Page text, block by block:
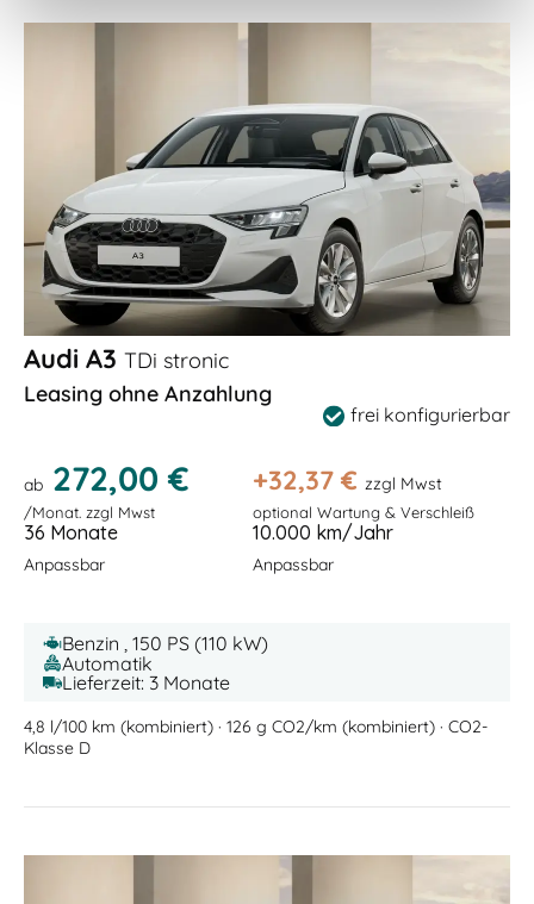
Audi A3 TDi stronic
Leasing ohne Anzahlung
frei konfigurierbar
ab 272,00 €
/Monat. zzgl Mwst
+32,37€ zzgl Mwst
optional Wartung & Verschleiß
36 Monate
Anpassbar
10.000 km/Jahr
Anpassbar
Benzin , 150 PS (110 kW)
Automatik
Lieferzeit: 3 Monate
4,8 l/100 km (kombiniert) · 126 g CO2/km (kombiniert) · CO2-
Klasse D